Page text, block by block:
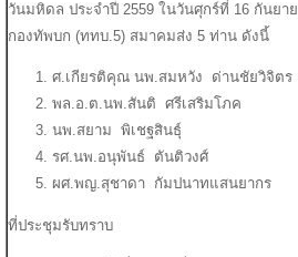
วันมหิดล ประจำปี 2559 ในวันศุกร์ที่ 16 กันยา
กองทัพบก (ททบ.5) สมาคมส่ง 5 ท่าน ดังนี้
ศ.เกียรติคุณ นพ.สมหวัง ด่านชัยวิจิตร
พล.อ.ต.นพ.สันติ ศรีเสริมโภค
นพ.สยาม พิเชฐสินธุ์
รศ.นพ.อนุพันธ์ ตันติวงศ์
ผศ.พญ.สุชาดา กัมปนาทแสนยากร
ที่ประชุมรับทราบ